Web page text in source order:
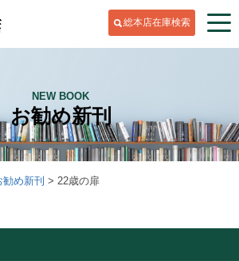
総本店在庫検索
NEW BOOK
お勧め新刊
勧め新刊 22歳の扉